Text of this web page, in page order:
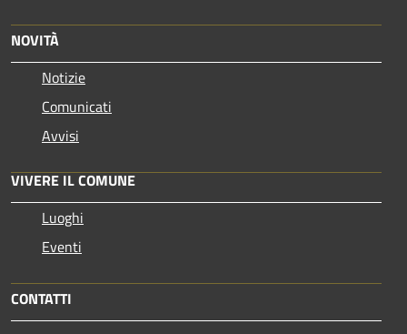
NOVITÀ
Notizie
Comunicati
Avvisi
VIVERE IL COMUNE
Luoghi
Eventi
CONTATTI